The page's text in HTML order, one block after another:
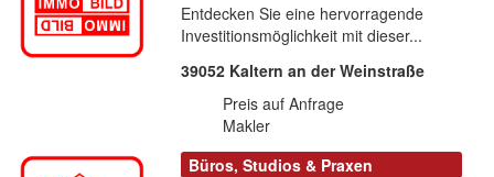
Entdecken Sie eine hervorragende
Investitionsmöglichkeit mit dieser...
39052 Kaltern an der Weinstraße
Preis auf Anfrage
Makler
Büros, Studios & Praxen